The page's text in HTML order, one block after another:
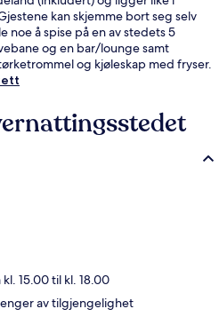
kan skjemme bort seg selv
noe å spise på en av stedets 5
og en bar/lounge samt
og kjøleskap med fryser.
15.00 til kl. 18.00
av tilgjengelighet